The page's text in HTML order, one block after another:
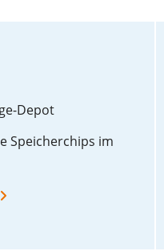
Depot
Speicherchips im